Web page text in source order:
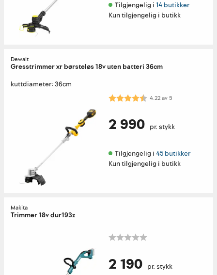
Tilgjengelig i 14 butikker
Kun tilgjengelig i butikk
Dewalt
Gresstrimmer xr børsteløs 18v uten batteri 36cm
kuttdiameter: 36cm
Karakter: 4.2 av 5 mulige
4.22av5
2 990 pr. stykk
Tilgjengelig i 45 butikker
Kun tilgjengelig i butikk
Makita
Trimmer 18v dur193z
2 190 pr. stykk